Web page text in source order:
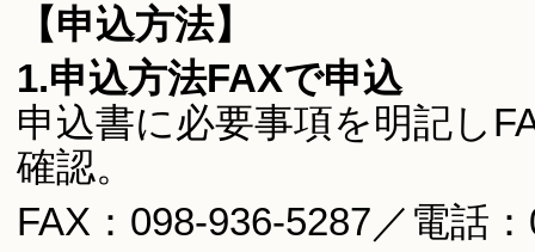
【申込方法】
1.申込方法FAXで申込
申込書に必要事項を明記し
確認。
FAX：098-936-5287／電話